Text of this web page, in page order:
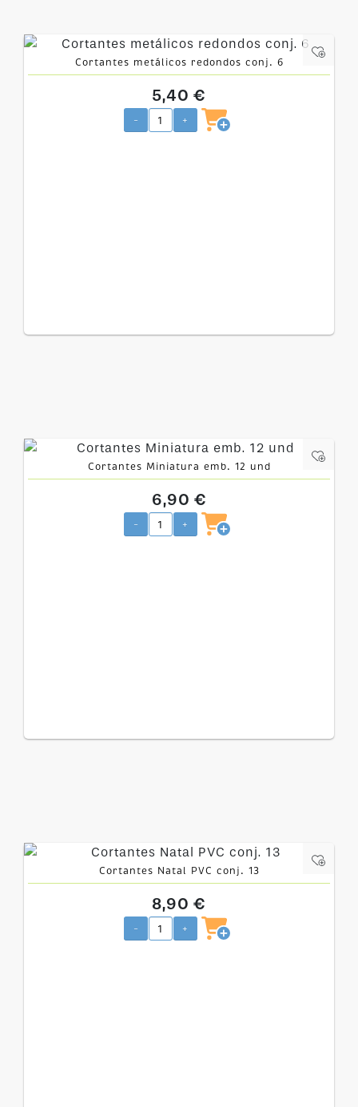
Cortantes metálicos redondos conj. 6
5,40 €
- +
Cortantes Miniatura emb. 12 und
6,90 €
- +
Cortantes Natal PVC conj. 13
8,90 €
- +